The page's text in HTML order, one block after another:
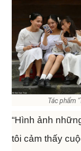
Tác phẩm
“Hình ảnh
tôi cảm thấy